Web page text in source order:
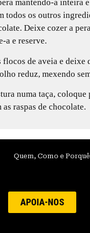
mantendo-a inteira
todos os outros
Deixe cozer a
a e reserve.
flocos de aveia e deixe
reduz, mexendo
numa taça, coloque
raspas de chocolate.
Quem, Como e Porquê
APOIA-NOS